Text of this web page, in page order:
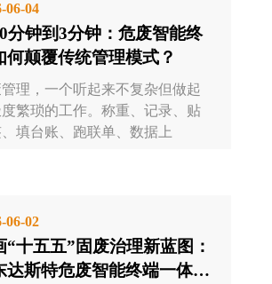
06-04
分钟到3分钟：危废智能终
何颠覆传统管理模式？
理，一个听起来不复杂但做起
繁琐的工作。称重、记录、贴
填台账、跑联单、数据上
06-02
“十五五”固废治理新蓝图：
达斯特危废智能终端一体机